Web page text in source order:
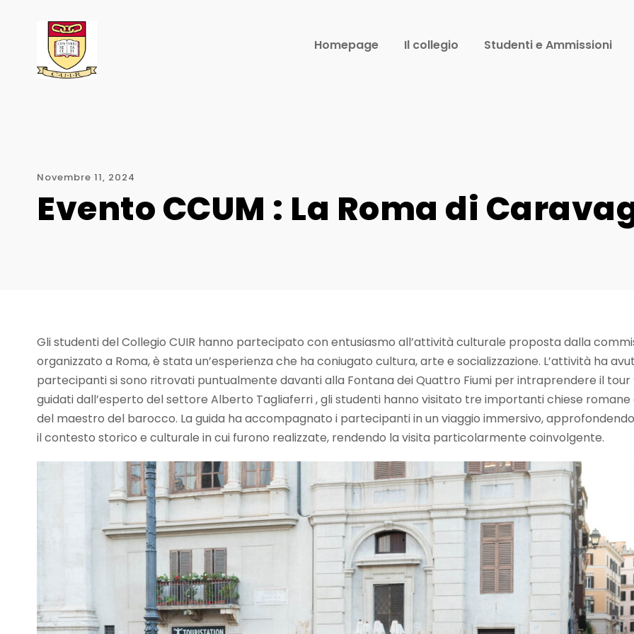
Homepage Il collegio Studenti e Ammissioni
Novembre 11, 2024
Evento CCUM : La Roma di
Gli studenti del Collegio CUIR hanno partecipato con entusiasmo all’attività culturale proposta dalla
organizzato a Roma, è stata un’esperienza che ha coniugato cultura, arte e socializzazione. L’attività ha
partecipanti si sono ritrovati puntualmente davanti alla Fontana dei Quattro Fiumi per intraprendere il tour
guidati dall’esperto del settore Alberto Tagliaferri , gli studenti hanno visitato tre importanti chiese
del maestro del barocco. La guida ha accompagnato i partecipanti in un viaggio immersivo,
il contesto storico e culturale in cui furono realizzate, rendendo la visita particolarmente coinvolgente.